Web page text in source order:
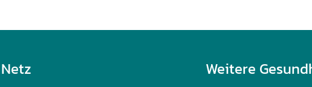
Weitere